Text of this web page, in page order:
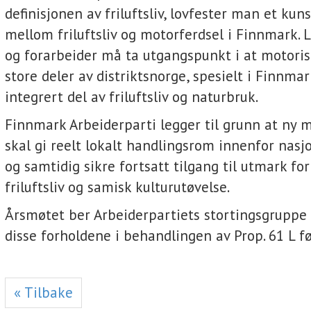
definisjonen av friluftsliv, lovfester man et
mellom friluftsliv og motorferdsel i Finnmark.
og forarbeider må ta utgangspunkt i at
store deler av distriktsnorge, spesielt i
integrert del av friluftsliv og naturbruk.
Finnmark Arbeiderparti legger til grunn at ny
skal gi reelt lokalt handlingsrom innenfor
og samtidig sikre fortsatt tilgang til utmark
friluftsliv og samisk kulturutøvelse.
Årsmøtet ber Arbeiderpartiets
disse forholdene i behandlingen av Prop. 61 L
« Tilbake